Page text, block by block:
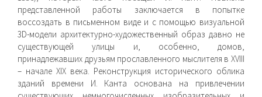
представленной работы заключается в попытке
воссоздать в письменном виде и с помощью визуальной
3D-модели архитектурно-художественный образ давно не
существующей улицы и, особенно, домов,
принадлежавших друзьям прославленного мыслителя в XVIII
– начале XIX века. Реконструкция исторического облика
зданий времени И. Канта основана на привлечении